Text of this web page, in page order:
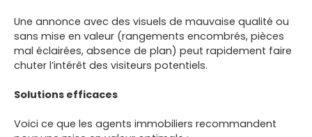
Une annonce avec des visuels de mauvaise qualité ou
sans mise en valeur (rangements encombrés, pièces
mal éclairées, absence de plan) peut rapidement faire
chuter l’intérêt des visiteurs potentiels.
Solutions efficaces
Voici ce que les agents immobiliers recommandent